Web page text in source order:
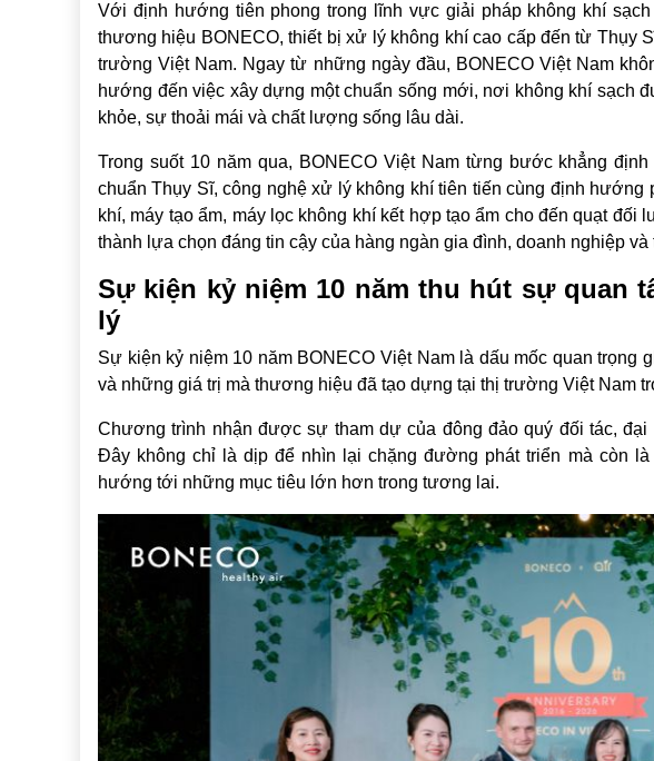
Với định hướng tiên phong trong lĩnh vực giải pháp không khí
thương hiệu BONECO, thiết bị xử lý không khí cao cấp đến từ Thụy
trường Việt Nam. Ngay từ những ngày đầu, BONECO Việt Nam
hướng đến việc xây dựng một chuẩn sống mới, nơi không khí sạch
khỏe, sự thoải mái và chất lượng sống lâu dài.
Trong suốt 10 năm qua, BONECO Việt Nam từng bước khẳng
chuẩn Thụy Sĩ, công nghệ xử lý không khí tiên tiến cùng định hướng
khí, máy tạo ẩm, máy lọc không khí kết hợp tạo ẩm cho đến quạt đối
thành lựa chọn đáng tin cậy của hàng ngàn gia đình, doanh nghiệp
Sự kiện kỷ niệm 10 năm thu hút sự quan
lý
Sự kiện kỷ niệm 10 năm BONECO Việt Nam là dấu mốc quan trọng
và những giá trị mà thương hiệu đã tạo dựng tại thị trường Việt Nam
Chương trình nhận được sự tham dự của đông đảo quý đối tác,
Đây không chỉ là dịp để nhìn lại chặng đường phát triển mà còn
hướng tới những mục tiêu lớn hơn trong tương lai.